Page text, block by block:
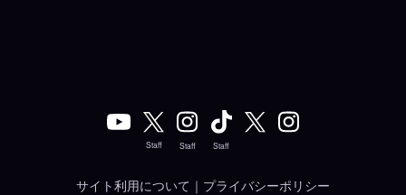
Staff Staff Staff
サイト利用について ｜ プライバシーポリシー